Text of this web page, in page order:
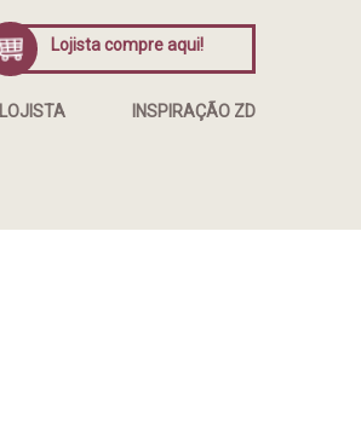
LOJISTA INSPIRAÇÃO ZD
Lojista compre aqui!